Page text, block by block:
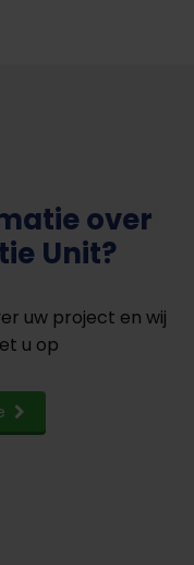
over
Unit?
uw project en wij
u op